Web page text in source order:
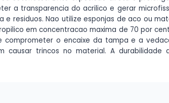
a transparencia do acrilico e gerar
residuos. Nao utilize esponjas de aco ou
em concentracao maxima de 70 por
comprometer o encaixe da tampa e a
causar trincos no material. A